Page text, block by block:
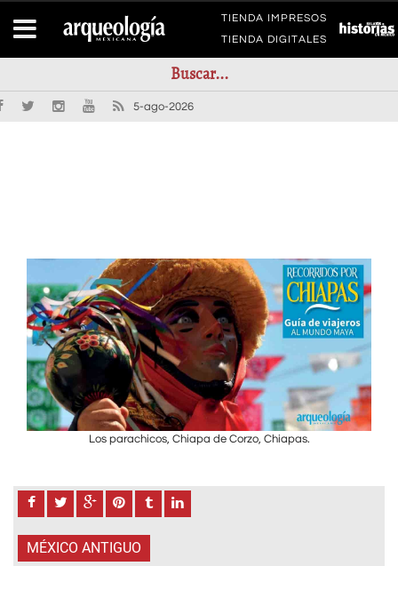
TIENDA IMPRESOS
TIENDA DIGITALES
5-ago-2026
Los parachicos, Chiapa de Corzo, Chiapas.
MÉXICO ANTIGUO